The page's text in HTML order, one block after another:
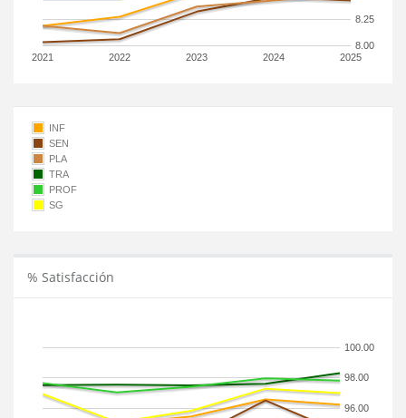
2021 2022 2023 2024 2025
8.00
8.25
INF
SEN
PLA
TRA
PROF
SG
% Satisfacción
96.00
98.00
100.00